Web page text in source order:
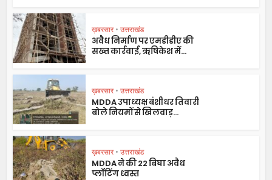
ख़बरसार • उत्तराखंड
अवैध निर्माण पर एमडीडीए की
सख्त कार्रवाई, ऋषिकेश में...
ख़बरसार • उत्तराखंड
MDDA उपाध्यक्ष बंशीधर तिवारी
बोले नियमों से खिलवाड़...
ख़बरसार • उत्तराखंड
MDDA ने की 22 बिघा अवैध
प्लॉटिंग ध्वस्त